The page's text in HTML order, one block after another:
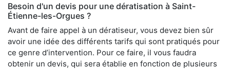
Besoin d'un devis pour une dératisation à Saint-
Étienne-les-Orgues ?
Avant de faire appel à un dératiseur, vous devez bien sûr
avoir une idée des différents tarifs qui sont pratiqués pour
ce genre d’intervention. Pour ce faire, il vous faudra
obtenir un devis, qui sera établie en fonction de plusieurs